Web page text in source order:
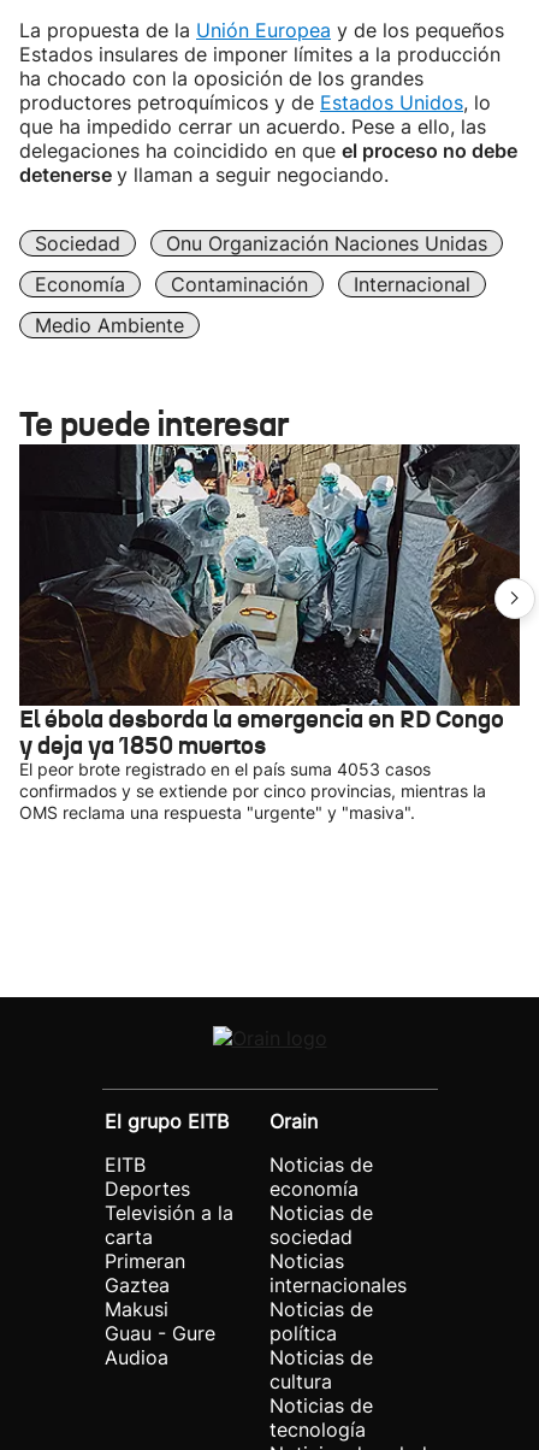
La propuesta de la Unión Europea y de los pequeños
Estados insulares de imponer límites a la producción
ha chocado con la oposición de los grandes
productores petroquímicos y de Estados Unidos, lo
que ha impedido cerrar un acuerdo. Pese a ello, las
delegaciones ha coincidido en que el proceso no debe
detenerse y llaman a seguir negociando.
Sociedad
Onu Organización Naciones Unidas
Economía
Contaminación
Internacional
Medio Ambiente
Te puede interesar
El ébola desborda la emergencia en RD Congo
y deja ya 1850 muertos
El peor brote registrado en el país suma 4053 casos
confirmados y se extiende por cinco provincias, mientras la
OMS reclama una respuesta "urgente" y "masiva".
El grupo EITB
EITB
Deportes
Televisión a la
carta
Primeran
Gaztea
Makusi
Guau - Gure
Audioa
Orain
Noticias de
economía
Noticias de
sociedad
Noticias
internacionales
Noticias de
política
Noticias de
cultura
Noticias de
tecnología